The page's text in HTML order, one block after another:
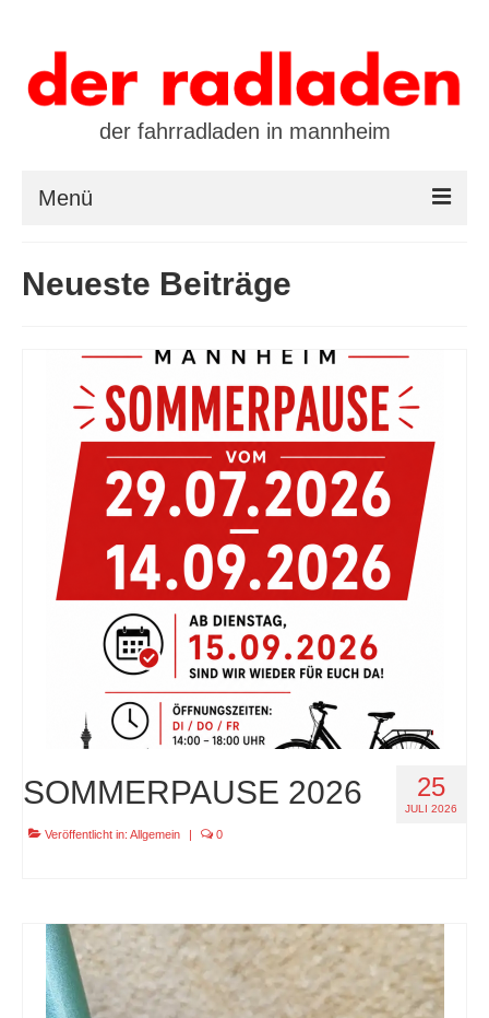
der fahrradladen in mannheim
Menü
öffnungszeiten / kontakt
leasing / finanzierung
preistool
kalender
specials
tout terrain pamir / appia / belair / divide
urban arrow familynext pro / 2026 / 100nm
impressum
Neueste Beiträge
25
JULI 2026
SOMMERPAUSE 2026
Veröffentlicht in: Allgemein | 0